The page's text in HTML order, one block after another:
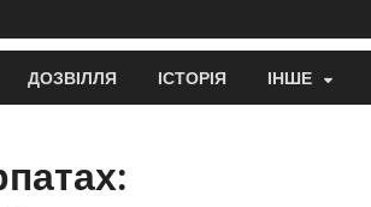
ДОЗВІЛЛЯ ІСТОРІЯ ІНШЕ